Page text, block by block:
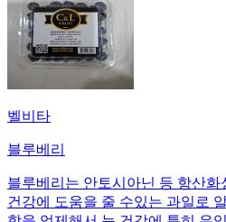
벨비타
블루베리
블루베리는 안토시아닌 등 항산
건강에 도움을 줄 수있는 과일로